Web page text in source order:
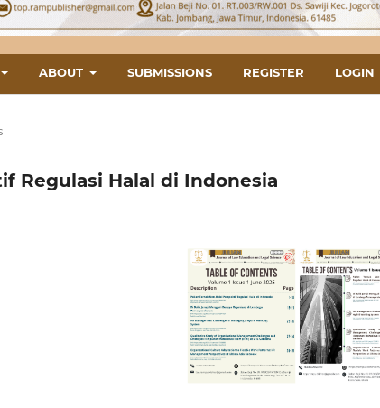
ABOUT SUBMISSIONS REGISTER LOGIN
Regulasi Halal di Indonesia